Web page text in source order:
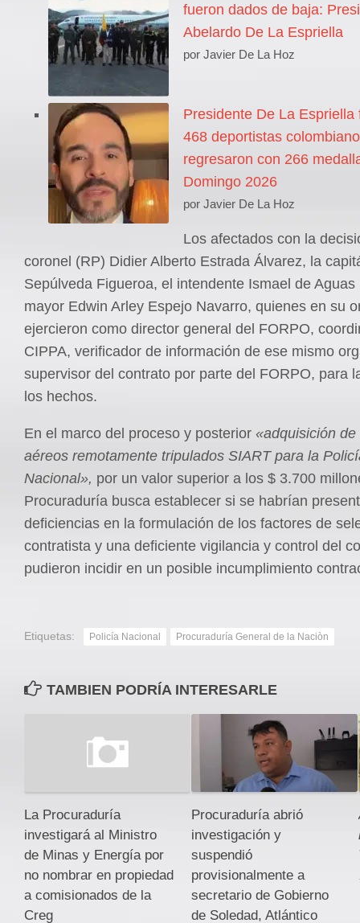
fueron dados de baja:
Abelardo De La Espriella
por Javier De La Hoz
Presidente De La Espriella
468 deportistas
regresaron con 266
Domingo 2026
por Javier De La Hoz
Los afectados con la
coronel (RP) Didier Alberto Estrada Álvarez, la
Sepúlveda Figueroa, el intendente Ismael de Aguas
mayor Edwin Arley Espejo Navarro, quienes en su
ejercieron como director general del FORPO,
CIPPA, verificador de información de ese mismo
supervisor del contrato por parte del FORPO, para
los hechos.
En el marco del proceso y posterior «adquisición de
aéreos remotamente tripulados SIART para la
Nacional», por un valor superior a los $ 3.700
Procuraduría busca establecer si se habrían
deficiencias en la formulación de los factores de
contratista y una deficiente vigilancia y control del
pudieron incidir en un posible incumplimiento
Etiquetas: Policía Nacional Procuraduría General de la Naciòn
TAMBIEN PODRÍA INTERESARLE
La Procuraduría
investigará al Ministro
de Minas y Energía por
no nombrar en propiedad
a comisionados de la
Creg
Procuraduría abrió
investigación y
suspendió
provisionalmente a
secretario de Gobierno
de Soledad, Atlántico